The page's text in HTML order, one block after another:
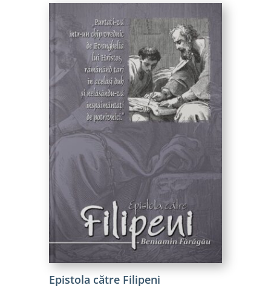
Epistola către Filipeni